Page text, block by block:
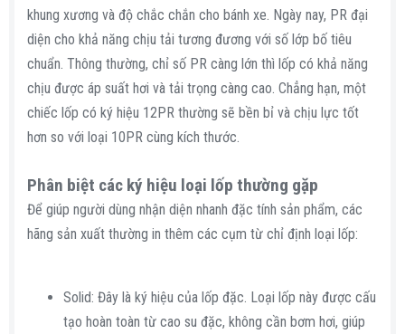
khung xương và độ chắc chắn cho bánh xe. Ngày nay, PR đại
diện cho khả năng chịu tải tương đương với số lớp bố tiêu
chuẩn. Thông thường, chỉ số PR càng lớn thì lốp có khả năng
chịu được áp suất hơi và tải trọng càng cao. Chẳng hạn, một
chiếc lốp có ký hiệu 12PR thường sẽ bền bỉ và chịu lực tốt
hơn so với loại 10PR cùng kích thước.
Phân biệt các ký hiệu loại lốp thường gặp​
Để giúp người dùng nhận diện nhanh đặc tính sản phẩm, các
hãng sản xuất thường in thêm các cụm từ chỉ định loại lốp:
Solid: Đây là ký hiệu của lốp đặc. Loại lốp này được cấu
tạo hoàn toàn từ cao su đặc, không cần bơm hơi, giúp